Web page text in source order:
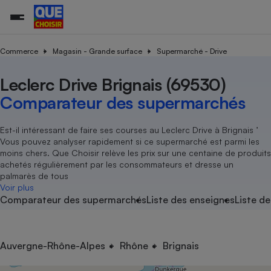
Commerce Magasin - Grande surface Supermarché - Drive
Leclerc Drive Brignais (69530)
Comparateur des supermarchés
Est-il intéressant de faire ses courses au Leclerc Drive à Brignais ’
Vous pouvez analyser rapidement si ce supermarché est parmi les
moins chers. Que Choisir relève les prix sur une centaine de produits
achetés régulièrement par les consommateurs et dresse un
palmarès de tous
Voir plus
Comparateur des supermarchésListe des enseignesListe
Auvergne-Rhône-Alpes Rhône Brignais
Additifs
Nutrition
Assurance auto
Magasin - Grande surface
Méthode de vente -
Organismes de défense
Système judiciairegratuit
Déchet
Achat - Vente - Travaux
Location
Sport
électrique
Démarche administrative
Senior
Service marchand
Train
Transport aérien
Toutes les actualités
Enquêtes
Guides d'achat
Conseils
Brèves
Tous les services
Soumettre un litige
Lettres types
Rencontrer une association locale
Tous nos combats
Nos actions
Nos grandes victoires
Les billets de la présidente
Nos associations locales
Nous rejoindre
En savoir plus sur Que Choisir Ensemble
?
L’association
Nos missions
Notre méthodologie
Notre financement
Nos partenaires
Nous rejoindre